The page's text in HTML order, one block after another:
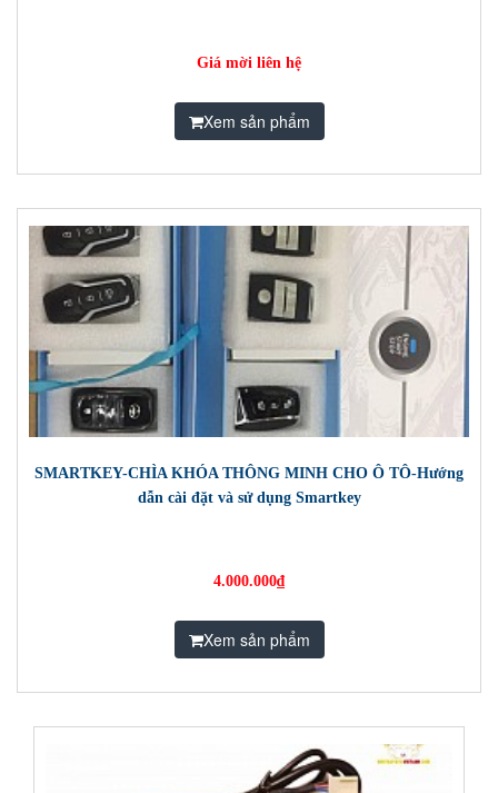
Giá mời liên hệ
Xem sản phẩm
SMARTKEY-CHÌA KHÓA THÔNG MINH CHO Ô TÔ-Hướng
dẫn cài đặt và sử dụng Smartkey
4.000.000₫
Xem sản phẩm